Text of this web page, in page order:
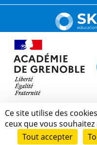
Ce site utilise des
ceux que vous
Tout accepter